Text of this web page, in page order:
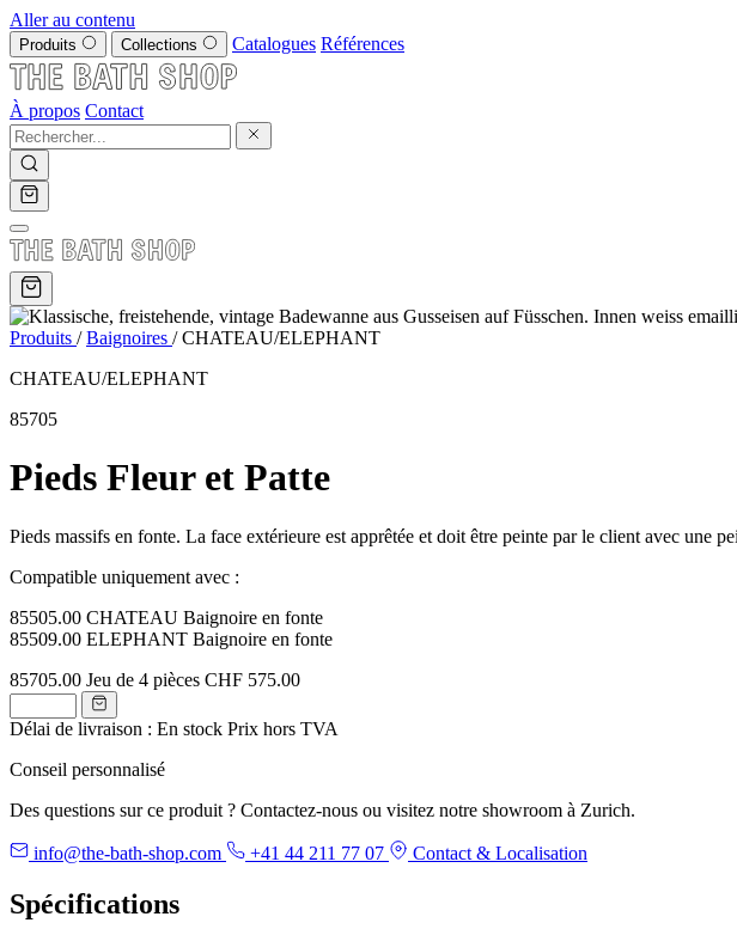
Aller au contenu
Produits Collections Catalogues Références
À propos Contact
Produits / Baignoires / CHATEAU/ELEPHANT
CHATEAU/ELEPHANT
85705
Pieds Fleur et Patte
Pieds massifs en fonte. La face extérieure est apprêtée et doit être peinte par le client avec une
Compatible uniquement avec :
85505.00 CHATEAU Baignoire en fonte
85509.00 ELEPHANT Baignoire en fonte
85705.00 Jeu de 4 pièces CHF 575.00
Délai de livraison : En stock Prix hors TVA
Conseil personnalisé
Des questions sur ce produit ? Contactez-nous ou visitez notre showroom à Zurich.
info@the-bath-shop.com +41 44 211 77 07 Contact & Localisation
Spécifications